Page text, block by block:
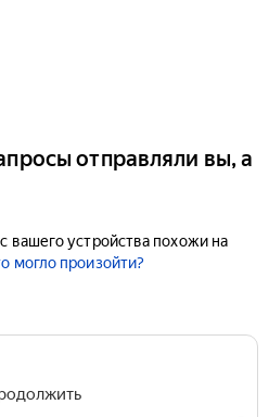
отправляли вы, а
вашего устройства похожи на
могло произойти?